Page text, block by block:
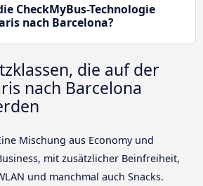
CheckMyBus-Technologie
nach Barcelona?
die auf der
nach Barcelona
Mischung aus Economy und
mit zusätzlicher Beinfreiheit,
und manchmal auch Snacks.